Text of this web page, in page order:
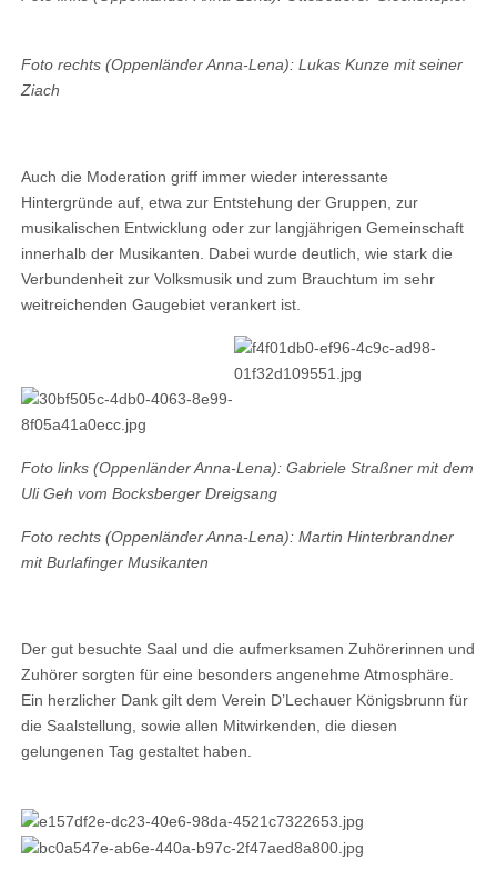
Foto rechts (Oppenländer Anna-Lena): Lukas Kunze mit seiner
Ziach
Auch die Moderation griff immer wieder interessante
Hintergründe auf, etwa zur Entstehung der Gruppen, zur
musikalischen Entwicklung oder zur langjährigen Gemeinschaft
innerhalb der Musikanten. Dabei wurde deutlich, wie stark die
Verbundenheit zur Volksmusik und zum Brauchtum im sehr
weitreichenden Gaugebiet verankert ist.
Foto links (Oppenländer Anna-Lena): Gabriele Straßner mit dem
Uli Geh vom Bocksberger Dreigsang
Foto rechts (Oppenländer Anna-Lena): Martin Hinterbrandner
mit Burlafinger Musikanten
Der gut besuchte Saal und die aufmerksamen Zuhörerinnen und
Zuhörer sorgten für eine besonders angenehme Atmosphäre.
Ein herzlicher Dank gilt dem Verein D’Lechauer Königsbrunn für
die Saalstellung, sowie allen Mitwirkenden, die diesen
gelungenen Tag gestaltet haben.